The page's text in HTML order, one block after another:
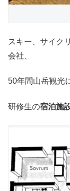
スキー、サイク
会社、
50年間山岳観光
研修生の宿泊施